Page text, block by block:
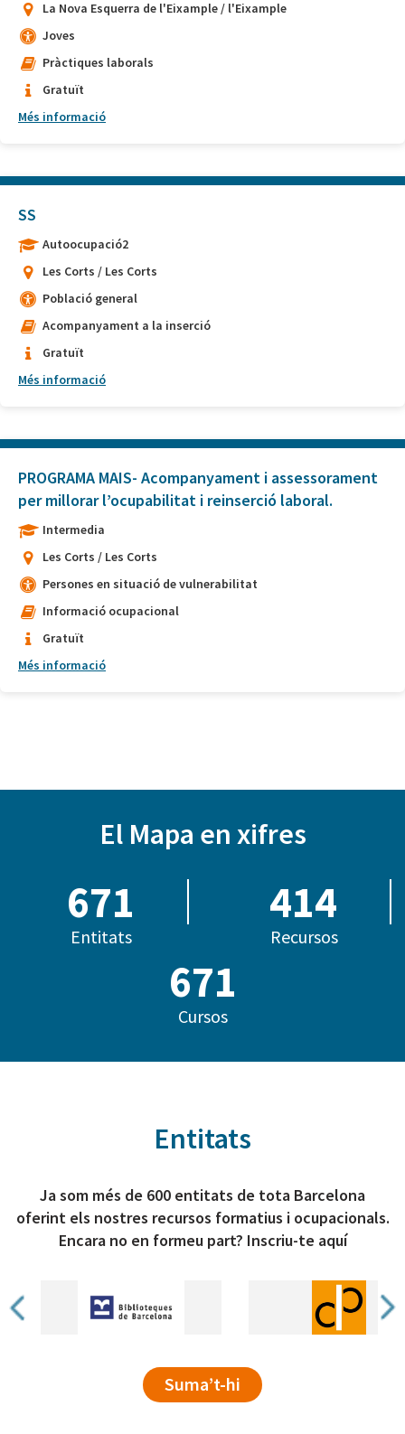
La Nova Esquerra de l'Eixample / l'Eixample
Joves
Pràctiques laborals
Gratuït
Més informació
SS
Autoocupació2
Les Corts / Les Corts
Població general
Acompanyament a la inserció
Gratuït
Més informació
PROGRAMA MAIS- Acompanyament i assessorament
per millorar l’ocupabilitat i reinserció laboral.
Intermedia
Les Corts / Les Corts
Persones en situació de vulnerabilitat
Informació ocupacional
Gratuït
Més informació
El Mapa en xifres
685
Entitats
414
Recursos
782
Cursos
Entitats
Ja som més de 600 entitats de tota Barcelona
oferint els nostres recursos formatius i ocupacionals.
Encara no en formeu part? Inscriu-te aquí
Suma’t-hi